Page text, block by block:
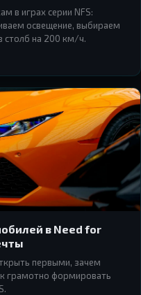
в играх серии NFS:
освещение, выбираем
столб на 200 км/ч.
в Need for
первыми, зачем
грамотно формировать